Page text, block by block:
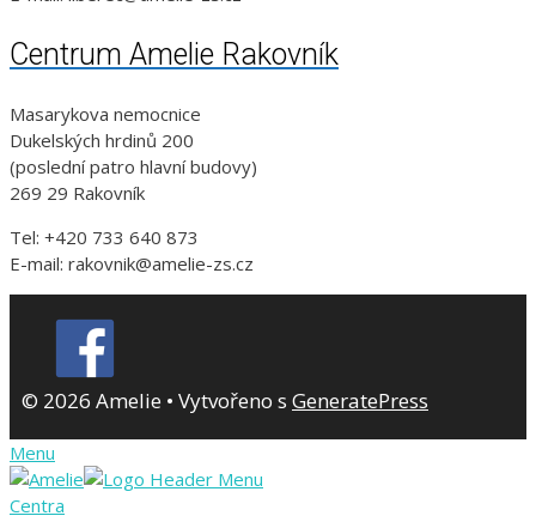
Centrum Amelie Rakovník
Masarykova nemocnice
Dukelských hrdinů 200
(poslední patro hlavní budovy)
269 29 Rakovník
Tel: +420 733 640 873
E-mail: rakovnik@amelie-zs.cz
© 2026 Amelie • Vytvořeno s GeneratePress
Menu
Centra